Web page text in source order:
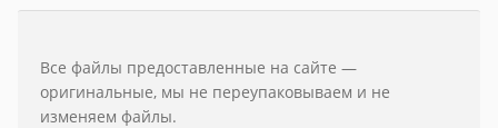
Все файлы предоставленные на сайте —
оригинальные, мы не переупаковываем и не
изменяем файлы.